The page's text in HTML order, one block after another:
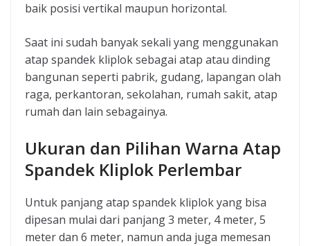
baik posisi vertikal maupun horizontal.
Saat ini sudah banyak sekali yang menggunakan
atap spandek kliplok sebagai atap atau dinding
bangunan seperti pabrik, gudang, lapangan olah
raga, perkantoran, sekolahan, rumah sakit, atap
rumah dan lain sebagainya.
Ukuran dan Pilihan Warna Atap
Spandek Kliplok Perlembar
Untuk panjang atap spandek kliplok yang bisa
dipesan mulai dari panjang 3 meter, 4 meter, 5
meter dan 6 meter, namun anda juga memesan